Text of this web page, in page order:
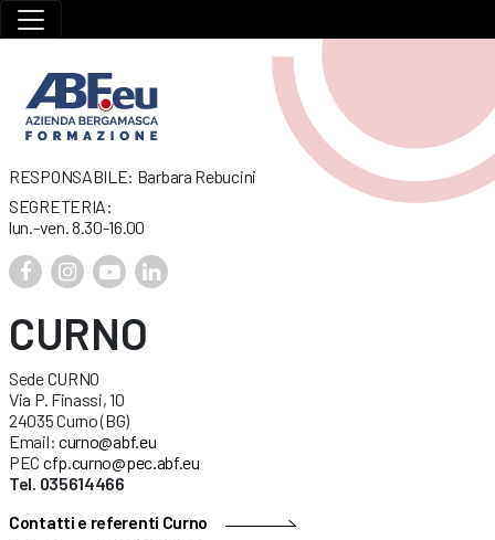
RESPONSABILE: Barbara Rebucini
SEGRETERIA:
lun.-ven. 8.30-16.00
CURNO
Sede CURNO
Via P. Finassi, 10
24035 Curno (BG)
Email: curno@abf.eu
PEC cfp.curno@pec.abf.eu
Tel. 035614466
Contatti e referenti Curno